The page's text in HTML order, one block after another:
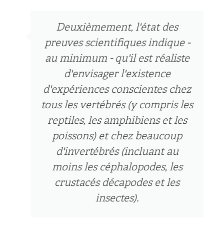
Deuxièmement, l'état des
preuves scientifiques indique -
au minimum - qu'il est réaliste
d'envisager l'existence
d'expériences conscientes chez
tous les vertébrés (y compris les
reptiles, les amphibiens et les
poissons) et chez beaucoup
d'invertébrés (incluant au
moins les céphalopodes, les
crustacés décapodes et les
insectes).